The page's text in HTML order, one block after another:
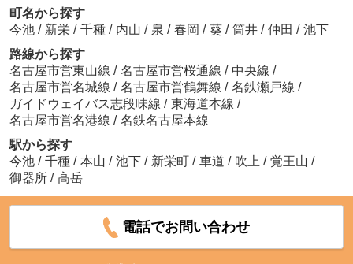
町名から探す
今池 / 新栄 / 千種 / 内山 / 泉 / 春岡 / 葵 / 筒井 / 仲田 / 池下
路線から探す
名古屋市営東山線 / 名古屋市営桜通線 / 中央線 /
名古屋市営名城線 / 名古屋市営鶴舞線 / 名鉄瀬戸線 /
ガイドウェイバス志段味線 / 東海道本線 /
名古屋市営名港線 / 名鉄名古屋本線
駅から探す
今池 / 千種 / 本山 / 池下 / 新栄町 / 車道 / 吹上 / 覚王山 /
御器所 / 高岳
電話でお問い合わせ